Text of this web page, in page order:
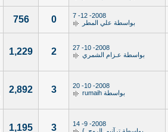
2008- 12- 7
بواسطة علي المطر 0
756
2008- 10- 27
بواسطة عـزام الشمري 2
1,229
2008- 10- 20
بواسطة rumaih
3
2,892
2008- 9- 14
3
1,195